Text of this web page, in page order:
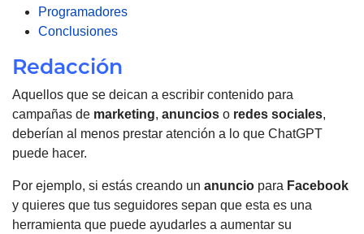
Programadores
Conclusiones
Redacción
Aquellos que se deican a escribir contenido para
campañas de marketing, anuncios o redes sociales,
deberían al menos prestar atención a lo que ChatGPT
puede hacer.
Por ejemplo, si estás creando un anuncio para Facebook
y quieres que tus seguidores sepan que esta es una
herramienta que puede ayudarles a aumentar su